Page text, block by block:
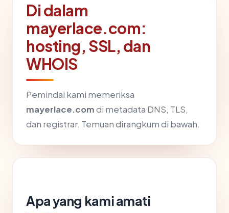
Di dalam
mayerlace.com:
hosting, SSL, dan
WHOIS
Pemindai kami memeriksa
mayerlace.comdi metadata DNS, TLS,
dan registrar. Temuan dirangkum di bawah.
Apa yang kami amati